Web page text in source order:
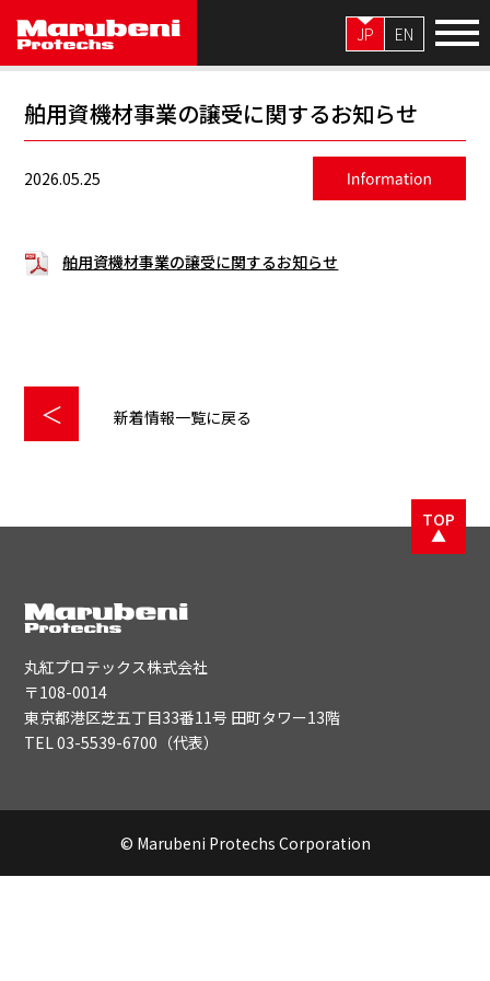
JP EN
舶用資機材事業の譲受に関するお知らせ
2026.05.25
舶用資機材事業の譲受に関するお知らせ
新着情報一覧に戻る
TOP
▲
丸紅プロテックス株式会社
〒108-0014
東京都港区芝五丁目33番11号 田町タワー13階
TEL03-5539-6700 （代表）
© Marubeni Protechs Corporation